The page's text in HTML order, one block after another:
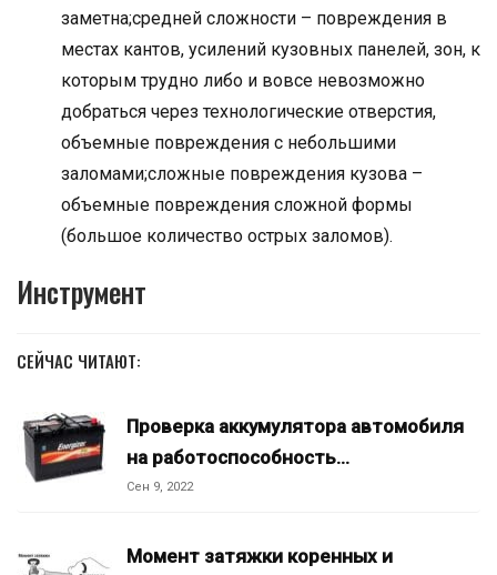
заметна;средней сложности – повреждения в
местах кантов, усилений кузовных панелей, зон, к
которым трудно либо и вовсе невозможно
добраться через технологические отверстия,
объемные повреждения с небольшими
заломами;сложные повреждения кузова –
объемные повреждения сложной формы
(большое количество острых заломов).
Инструмент
СЕЙЧАС ЧИТАЮТ:
Проверка аккумулятора автомобиля
на работоспособность…
Сен 9, 2022
Момент затяжки коренных и